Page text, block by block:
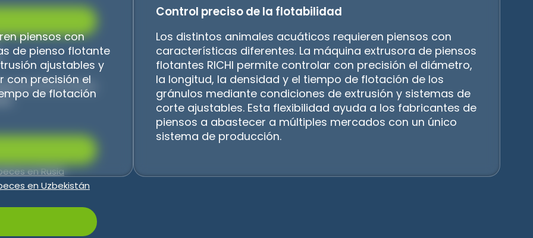
10-12T/H en EE.UU.
en Rusia
en Uzbekistán
piensos con
de pienso flotante
ajustables y
con precisión el
de flotación
Control preciso de la flotabilidad
Los distintos animales acuáticos requieren piensos con
características diferentes. La máquina extrusora de piensos
flotantes RICHI permite controlar con precisión el diámetro,
la longitud, la densidad y el tiempo de flotación de los
gránulos mediante condiciones de extrusión y sistemas de
corte ajustables. Esta flexibilidad ayuda a los fabricantes de
piensos a abastecer a múltiples mercados con un único
sistema de producción.